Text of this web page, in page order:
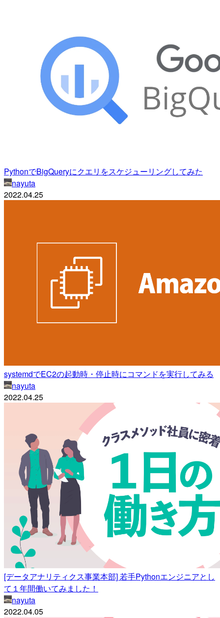
PythonでBigQueryにクエリをスケジューリングしてみた
nayuta
2022.04.25
systemdでEC2の起動時・停止時にコマンドを実行してみる
nayuta
2022.04.25
[データアナリティクス事業本部] 若手Pythonエンジニアとし
て１年間働いてみました！
nayuta
2022.04.05